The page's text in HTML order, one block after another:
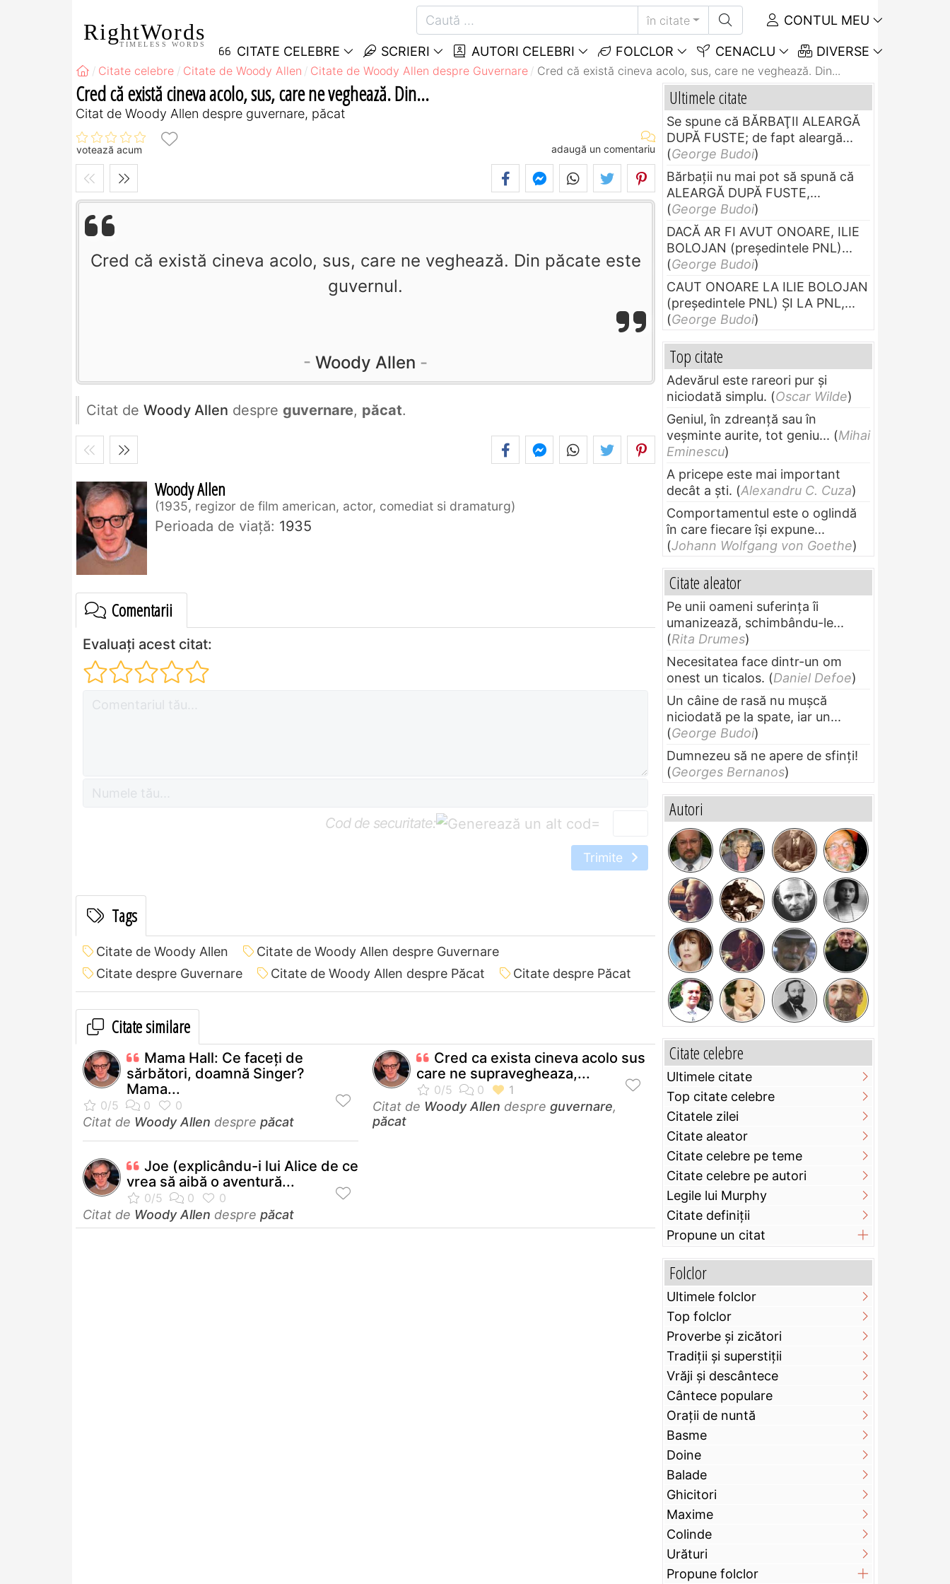
RightWords
TIMELESS WORDS
în citate CONTUL MEU
CITATE CELEBRE SCRIERI AUTORI CELEBRI FOLCLOR CENACLU DIVERSE
Citate celebre Citate de Woody Allen Citate de Woody Allen despre Guvernare Cred că există cineva acolo, sus, care ne veghează. Din...
Cred că există cineva acolo, sus, care ne veghează. Din...
Citat de Woody Allen despre guvernare, păcat
votează acum adaugă un comentariu
Cred că există cineva acolo, sus, care ne veghează. Din păcate este
guvernul.
Woody Allen
Citat de Woody Allen despre guvernare, păcat.
Woody Allen
1935, regizor de film american, actor, comediat si dramaturg
Perioada de viaţă: 1935
Comentarii
Evaluați acest citat:
Cod de securitate: =
Trimite
Tags
Citate de Woody Allen
Citate de Woody Allen despre Guvernare
Citate despre Guvernare
Citate de Woody Allen despre Păcat Citate despre Păcat
Citate similare
Mama Hall: Ce faceţi de
sărbători, doamnă Singer?
Mama...
Citat de Woody Allen despre păcat
Cred ca exista cineva acolo sus
care ne supravegheaza,...
Citat de Woody Allen despre guvernare,
păcat
Joe (explicându-i lui Alice de ce
vrea să aibă o aventură...
Citat de Woody Allen despre păcat
Ultimele citate
Se spune că BĂRBAŢII ALEARGĂ
DUPĂ FUSTE; de fapt aleargă...
(George Budoi)
Bărbaţii nu mai pot să spună că
ALEARGĂ DUPĂ FUSTE,...
(George Budoi)
DACĂ AR FI AVUT ONOARE, ILIE
BOLOJAN (preşedintele PNL)...
(George Budoi)
CAUT ONOARE LA ILIE BOLOJAN
(preşedintele PNL) ŞI LA PNL,...
(George Budoi)
Top citate
Adevărul este rareori pur și
niciodată simplu. (Oscar Wilde)
Geniul, în zdreanţă sau în
veşminte aurite, tot geniu... (Mihai
Eminescu)
A pricepe este mai important
decât a ști. (Alexandru C. Cuza)
Comportamentul este o oglindă
în care fiecare își expune...
(Johann Wolfgang von Goethe)
Citate aleator
Pe unii oameni suferinţa îi
umanizează, schimbându-le...
(Rita Drumes)
Necesitatea face dintr-un om
onest un ticalos. (Daniel Defoe)
Un câine de rasă nu muşcă
niciodată pe la spate, iar un...
(George Budoi)
Dumnezeu să ne apere de sfinți!
(Georges Bernanos)
Autori
Citate celebre
Ultimele citate
Top citate celebre
Citatele zilei
Citate aleator
Citate celebre pe teme
Citate celebre pe autori
Legile lui Murphy
Citate definiţii
Propune un citat
Folclor
Ultimele folclor
Top folclor
Proverbe și zicători
Tradiții și superstiții
Vrăji și descântece
Cântece populare
Orații de nuntă
Basme
Doine
Balade
Ghicitori
Maxime
Colinde
Urături
Propune folclor